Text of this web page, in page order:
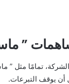
”
الشركة، تمامًا